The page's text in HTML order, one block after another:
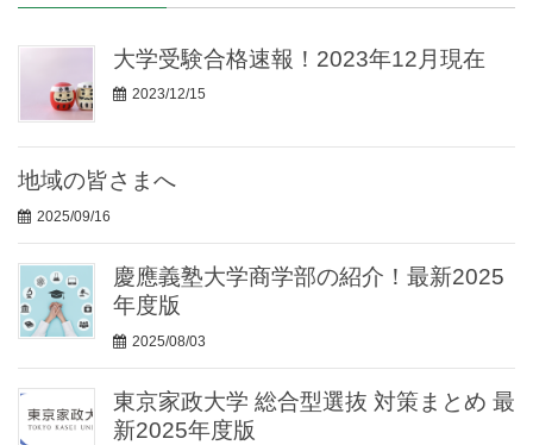
大学受験合格速報！2023年12月現在
2023/12/15
地域の皆さまへ
2025/09/16
慶應義塾大学商学部の紹介！最新2025
年度版
2025/08/03
東京家政大学 総合型選抜 対策まとめ 最
新2025年度版